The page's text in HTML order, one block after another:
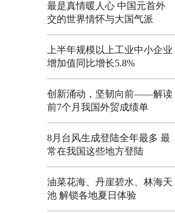
最是真情暖人心 中国元首外
交的世界情怀与大国气派
上半年规模以上工业中小企业
增加值同比增长5.8%
创新涌动，坚韧向前——解读
前7个月我国外贸成绩单
8月台风生成登陆全年最多 最
常在我国这些地方登陆
油菜花海、丹崖碧水、林海天
池 解锁各地夏日体验